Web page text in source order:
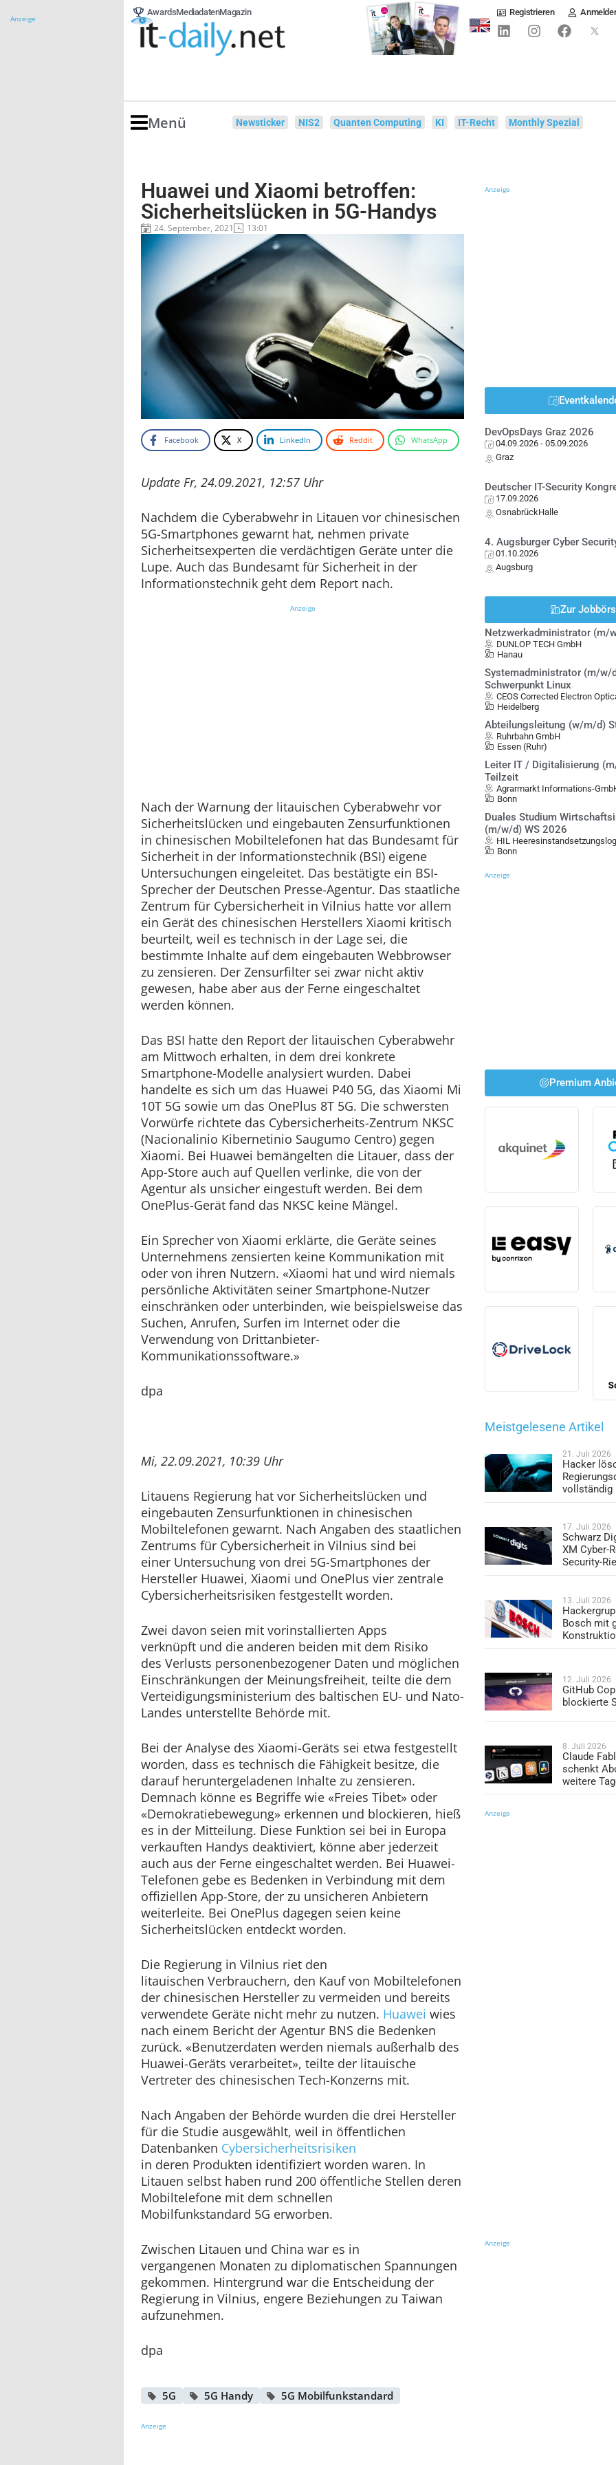
Anzeige
AwardsMediadatenMagazin Registrieren
Menü Newsticker NIS2 Quanten Computing KI IT-Recht Monthly Spezial
Huawei und Xiaomi betroffen:
Sicherheitslücken in 5G-Handys
24. September, 2021 13:01
Facebook X LinkedIn Reddit WhatsApp
Update Fr, 24.09.2021, 12:57 Uhr
Nachdem die Cyberabwehr in Litauen vor chinesischen
5G-Smartphones gewarnt hat, nehmen private
Sicherheitsexperten die verdächtigen Geräte unter die
Lupe. Auch das Bundesamt für Sicherheit in der
Informationstechnik geht dem Report nach.
Anzeige
Nach der Warnung der litauischen Cyberabwehr vor
Sicherheitslücken und eingebauten Zensurfunktionen
in chinesischen Mobiltelefonen hat das Bundesamt für
Sicherheit in der Informationstechnik (BSI) eigene
Untersuchungen eingeleitet. Das bestätigte ein BSI-
Sprecher der Deutschen Presse-Agentur. Das staatliche
Zentrum für Cybersicherheit in Vilnius hatte vor allem
ein Gerät des chinesischen Herstellers Xiaomi kritisch
beurteilt, weil es technisch in der Lage sei, die
bestimmte Inhalte auf dem eingebauten Webbrowser
zu zensieren. Der Zensurfilter sei zwar nicht aktiv
gewesen, habe aber aus der Ferne eingeschaltet
werden können.
Das BSI hatte den Report der litauischen Cyberabwehr
am Mittwoch erhalten, in dem drei konkrete
Smartphone-Modelle analysiert wurden. Dabei
handelte es sich um das Huawei P40 5G, das Xiaomi Mi
10T 5G sowie um das OnePlus 8T 5G. Die schwersten
Vorwürfe richtete das Cybersicherheits-Zentrum NKSC
(Nacionalinio Kibernetinio Saugumo Centro) gegen
Xiaomi. Bei Huawei bemängelten die Litauer, dass der
App-Store auch auf Quellen verlinke, die von der
Agentur als unsicher eingestuft werden. Bei dem
OnePlus-Gerät fand das NKSC keine Mängel.
Ein Sprecher von Xiaomi erklärte, die Geräte seines
Unternehmens zensierten keine Kommunikation mit
oder von ihren Nutzern. «Xiaomi hat und wird niemals
persönliche Aktivitäten seiner Smartphone-Nutzer
einschränken oder unterbinden, wie beispielsweise das
Suchen, Anrufen, Surfen im Internet oder die
Verwendung von Drittanbieter-
Kommunikationssoftware.»
dpa
Mi, 22.09.2021, 10:39 Uhr
Litauens Regierung hat vor Sicherheitslücken und
eingebauten Zensurfunktionen in chinesischen
Mobiltelefonen gewarnt. Nach Angaben des staatlichen
Zentrums für Cybersicherheit in Vilnius sind bei
einer Untersuchung von drei 5G-Smartphones der
Hersteller Huawei, Xiaomi und OnePlus vier zentrale
Cybersicherheitsrisiken festgestellt worden.
Zwei davon seien mit vorinstallierten Apps
verknüpft und die anderen beiden mit dem Risiko
des Verlusts personenbezogener Daten und möglichen
Einschränkungen der Meinungsfreiheit, teilte die dem
Verteidigungsministerium des baltischen EU- und Nato-
Landes unterstellte Behörde mit.
Bei der Analyse des Xiaomi-Geräts sei etwa festgestellt
worden, dass es technisch die Fähigkeit besitze, die
darauf heruntergeladenen Inhalte zu zensieren.
Demnach könne es Begriffe wie «Freies Tibet» oder
«Demokratiebewegung» erkennen und blockieren, hieß
es in der Mitteilung. Diese Funktion sei bei in Europa
verkauften Handys deaktiviert, könne aber jederzeit
auch aus der Ferne eingeschaltet werden. Bei Huawei-
Telefonen gebe es Bedenken in Verbindung mit dem
offiziellen App-Store, der zu unsicheren Anbietern
weiterleite. Bei OnePlus dagegen seien keine
Sicherheitslücken entdeckt worden.
Die Regierung in Vilnius riet den
litauischen Verbrauchern, den Kauf von Mobiltelefonen
der chinesischen Hersteller zu vermeiden und bereits
verwendete Geräte nicht mehr zu nutzen. Huawei wies
nach einem Bericht der Agentur BNS die Bedenken
zurück. «Benutzerdaten werden niemals außerhalb des
Huawei-Geräts verarbeitet», teilte der litauische
Vertreter des chinesischen Tech-Konzerns mit.
Nach Angaben der Behörde wurden die drei Hersteller
für die Studie ausgewählt, weil in öffentlichen
Datenbanken Cybersicherheitsrisiken
in deren Produkten identifiziert worden waren. In
Litauen selbst haben rund 200 öffentliche Stellen deren
Mobiltelefone mit dem schnellen
Mobilfunkstandard 5G erworben.
Zwischen Litauen und China war es in
vergangenen Monaten zu diplomatischen Spannungen
gekommen. Hintergrund war die Entscheidung der
Regierung in Vilnius, engere Beziehungen zu Taiwan
aufzunehmen.
dpa
5G 5G Handy 5G Mobilfunkstandard
Anzeige
Anzeige
DevOpsDays Graz 2026
04.09.2026 - 05.09.2026
Graz
Deutscher IT-Security
17.09.2026
OsnabrückHalle
4. Augsburger Cyber
01.10.2026
Augsburg
Zur
Netzwerkadministrator (m/
DUNLOP TECH GmbH
Hanau
Systemadministrator (m/w/
Schwerpunkt Linux
CEOS Corrected Electron
Heidelberg
Abteilungsleitung (w/m/d)
Ruhrbahn GmbH
Essen (Ruhr)
Leiter IT / Digitalisierung
Teilzeit
Agrarmarkt Informations-
Bonn
Duales Studium
(m/w/d) WS 2026
HIL
Bonn
Anzeige
Premium
Meistgelesene Artikel
21. Juli 2026
Hacker
vollständig
17. Juli 2026
Schwarz
XM Cyber-
Security-
13. Juli 2026
Bosch mit
12. Juli 2026
GitHub
blockierte
8. Juli 2026
Claude
schenkt
weitere
Anzeige
Anzeige